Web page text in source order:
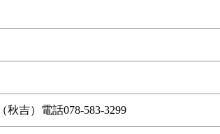
吉）電話078-583-3299